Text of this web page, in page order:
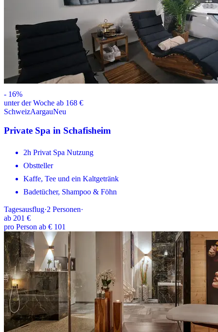
- 16%
unter der Woche ab 168 €
SchweizAargauNeu
Private Spa in Schafisheim
2h Privat Spa Nutzung
Obstteller
Kaffe, Tee und ein Kaltgetränk
Badetücher, Shampoo & Föhn
Tagesausflug·2 Personen·
ab 201 €
pro Person ab € 101